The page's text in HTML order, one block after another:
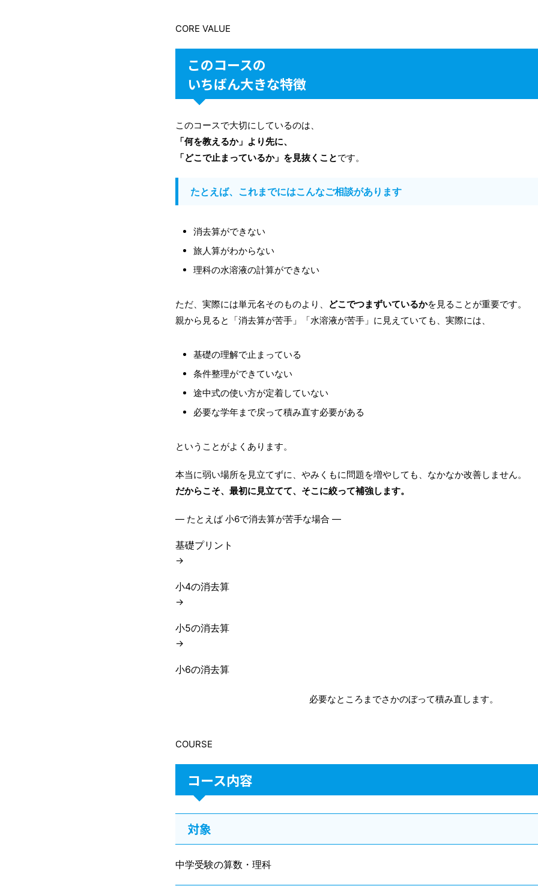
CORE VALUE
このコースの
いちばん大きな特徴
このコースで大切にしているのは、
「何を教えるか」より先に、
「どこで止まっているか」を見抜くことです。
たとえば、これまでにはこんなご相談があります
消去算ができない
旅人算がわからない
理科の水溶液の計算ができない
ただ、実際には単元名そのものより、 どこでつまずいているかを見ることが重要です。
親から見ると「消去算が苦手」「水溶液が苦手」に見えていても、実際には、
基礎の理解で止まっている
条件整理ができていない
途中式の使い方が定着していない
必要な学年まで戻って積み直す必要がある
ということがよくあります。
本当に弱い場所を見立てずに、やみくもに問題を増やしても、なかなか改善しません。
だからこそ、最初に見立てて、そこに絞って補強します。
― たとえば 小6で消去算が苦手な場合 ―
基礎プリント
→
小4の消去算
→
小5の消去算
→
小6の消去算
必要なところまでさかのぼって積み直します。
COURSE
コース内容
対象
中学受験の算数・理科